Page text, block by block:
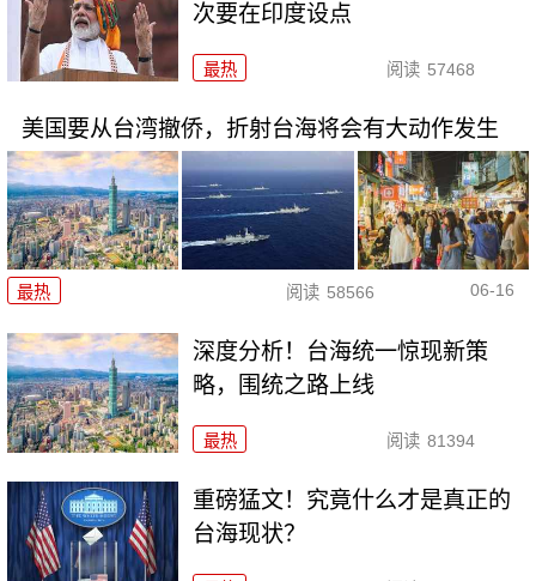
次要在印度设点
最热 阅读 57468
美国要从台湾撤侨，折射台海将会有大动作发生
最热 阅读 58566 06-16
深度分析！台海统一惊现新策
略，围统之路上线
最热 阅读 81394
重磅猛文！究竟什么才是真正的
台海现状？